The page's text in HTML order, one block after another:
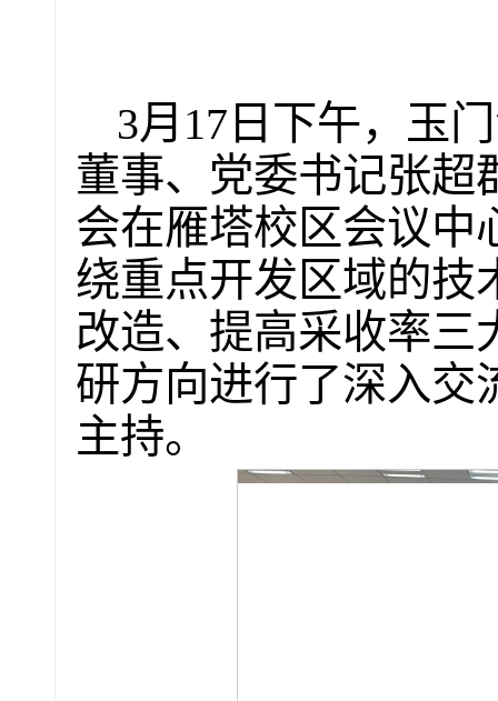
3月17日下午，玉
董事、党委书记张超
会在雁塔校区会议中
绕重点开发区域的技
改造、提高采收率三
研方向进行了深入交
主持。